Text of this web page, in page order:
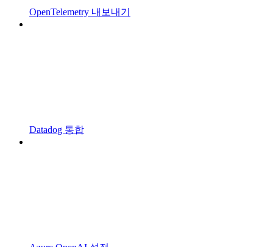
OpenTelemetry 내보내기
Datadog 통합